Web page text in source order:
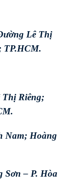
Lê Thị
TP.HCM.
Riêng;
Nam; Hoàng
Sơn – P. Hòa